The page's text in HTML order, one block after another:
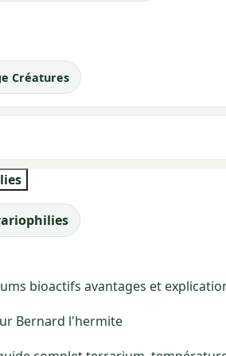
Créatures
bioactifs avantages et
Bernard l'hermite